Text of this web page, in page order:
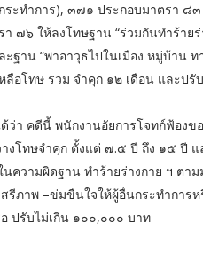
ระทำการ), ๓๗๑ ประกอบมาตรา ๘
๗๖ ให้ลงโทษฐาน “ร่วมกันทำร้าย
ฐาน “พาอาวุธไปในเมือง หมู่บ้าน
อโทษ รวม จำคุก ๑๒ เดือน และปรั
า คดีนี้ พนักงานอัยการโจทก์ฟ้องข
โทษจำคุก ตั้งแต่ ๗.๕ ปี ถึง ๑๕ ปี
วามผิดฐาน ทำร้ายร่างกาย ฯ ตา
ภาพ –ข่มขืนใจให้ผู้อื่นกระทำการ
ปรับไม่เกิน ๑๐๐,๐๐๐ บาท